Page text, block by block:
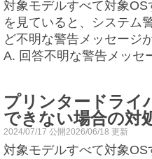
対象モデルすべて対象
を見ていると、システム
ど不明な警告メッセージ
A. 回答不明な警告メッセ
プリンタードライ
できない場合の対
2024/07/17 公開2026/06/18 更新
対象モデルすべて対象